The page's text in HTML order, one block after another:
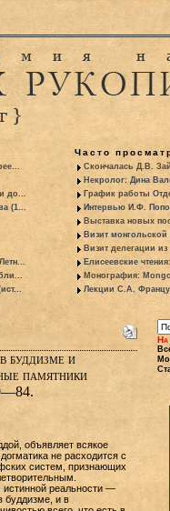
до...
(1...
Часто
Скончалась Д.В.
Некролог: Дина
График работы
Интервью И.Ф.
Выставка новых
Визит монгольской
Визит делегации
Елисеевские
Монография:
Лекции С.А.
буддизме и
памятники
объявляет всякое
не расходится с
систем, признающих
истинной реальности —
буддизме, и в
На